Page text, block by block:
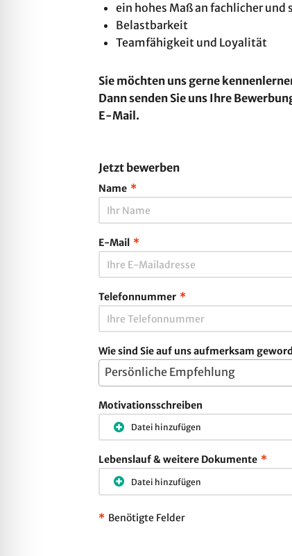
ein hohes Maß an fachlicher und
Belastbarkeit
Teamfähigkeit und Loyalität
Sie möchten uns gerne
Dann senden Sie uns Ihre
E-Mail.
Jetzt bewerben
Name *
E-Mail *
Telefonnummer *
Wie sind Sie auf uns aufmerksam
Persönliche Empfehlung
Motivationsschreiben
Datei hinzufügen
Lebenslauf & weitere Dokumente *
Datei hinzufügen
* Benötigte Felder